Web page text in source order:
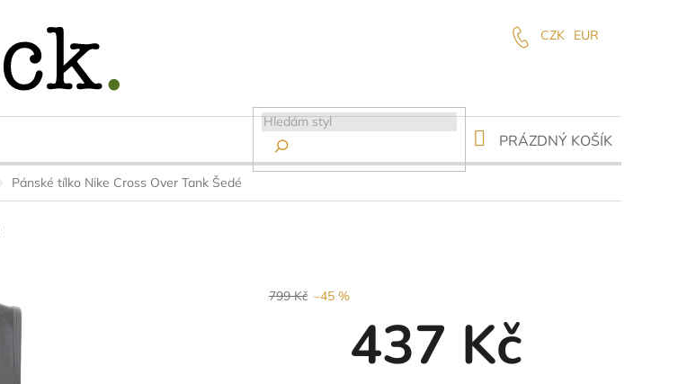
CZK EUR

NÁKUPNÍ
KOŠÍK
PRÁZDNÝ KOŠÍK
Pánské tílko Nike Cross Over Tank Šedé
799 Kč –45 %
437 Kč